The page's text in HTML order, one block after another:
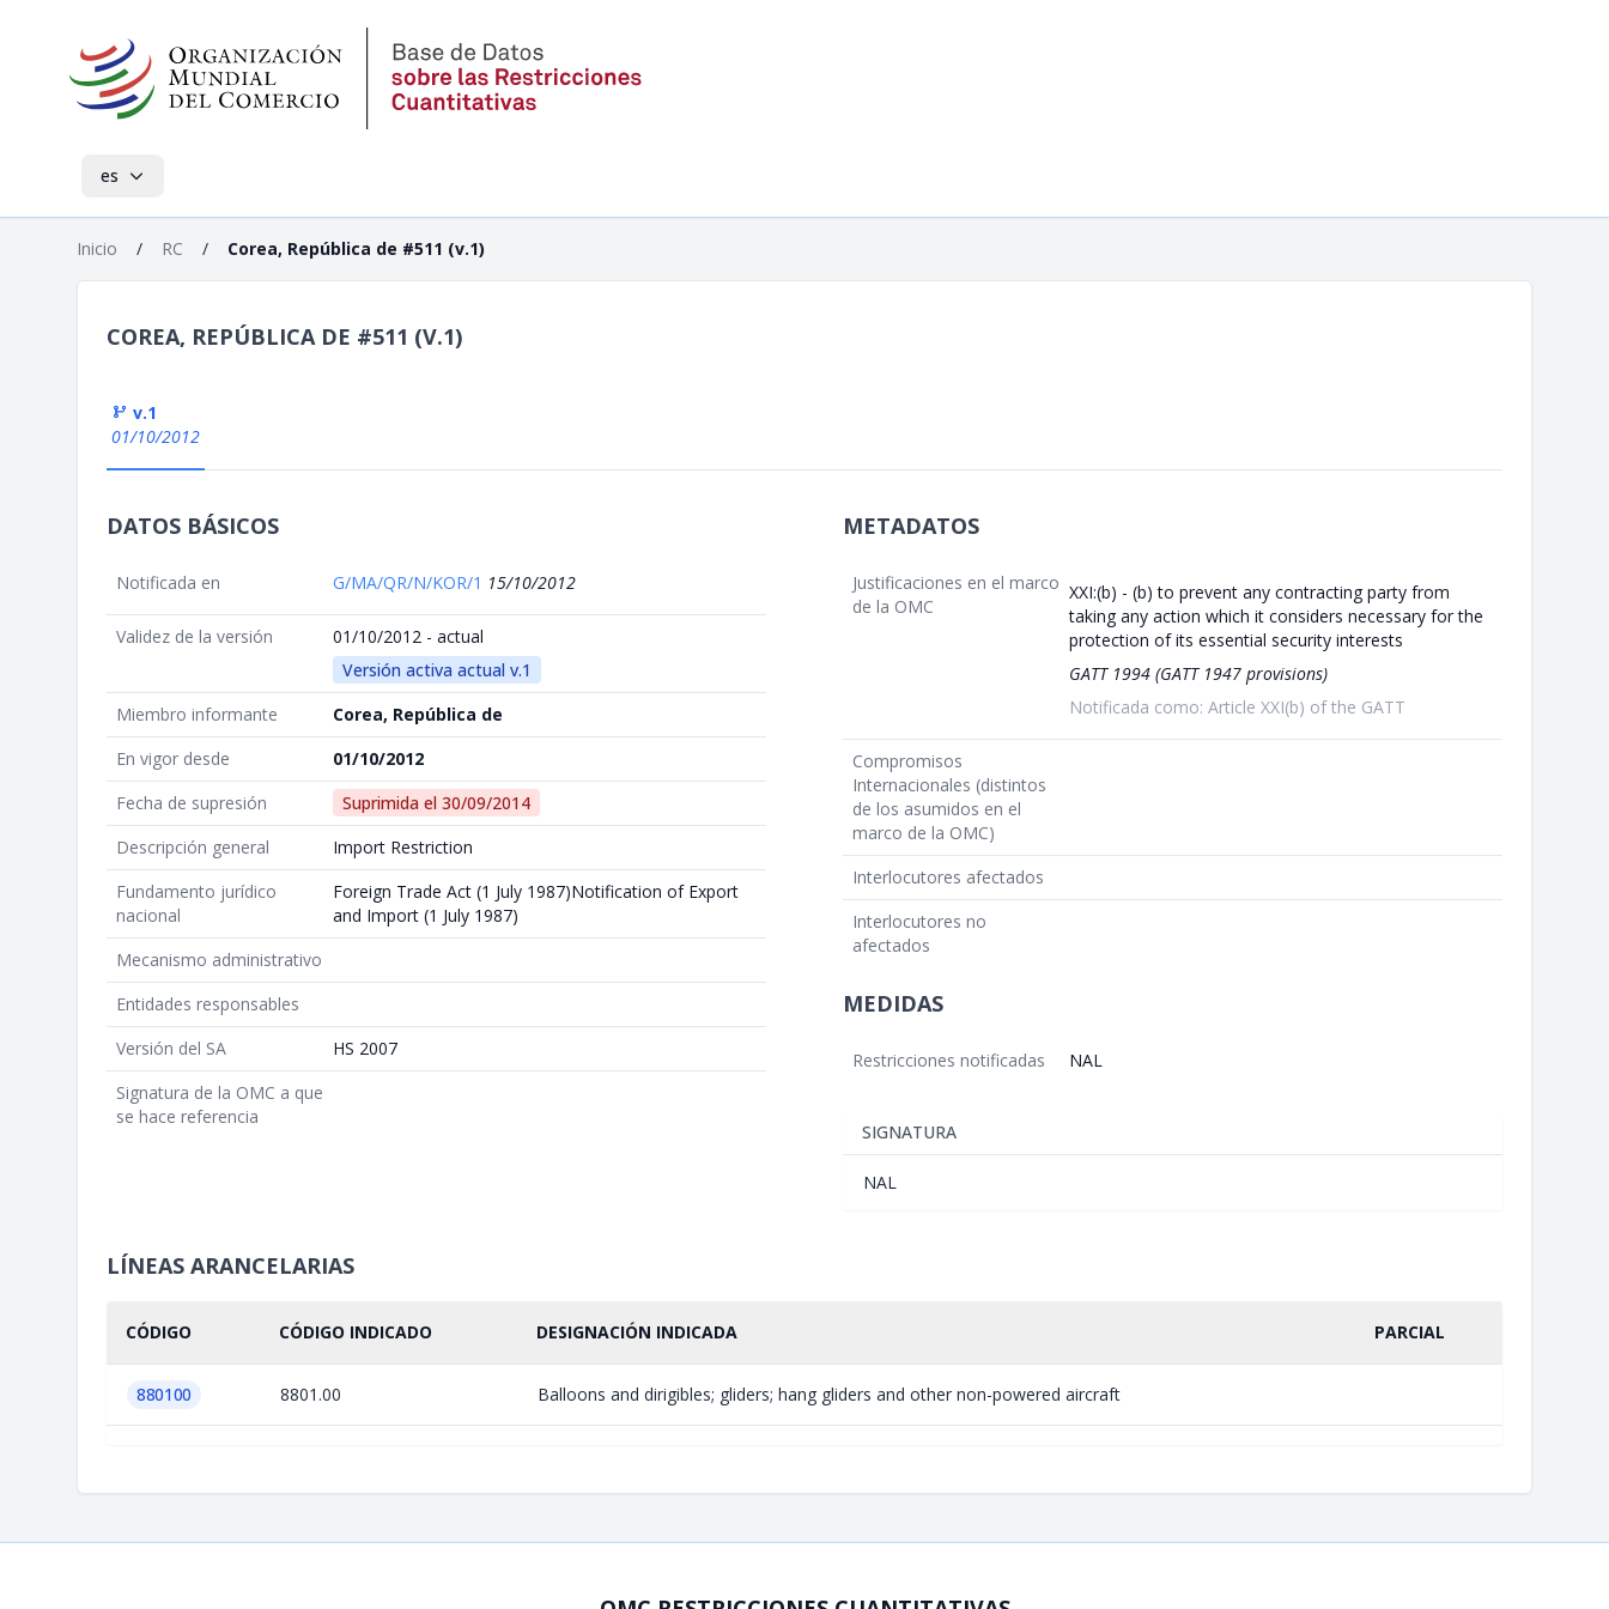
es
Inicio / RC / Corea, República de #511 (v.1)
COREA, REPÚBLICA DE #511 (V.1)
v.1
01/10/2012
DATOS BÁSICOS
Notificada en G/MA/QR/N/KOR/1 15/10/2012
Validez de la versión
01/10/2012 - actual
Versión activa actual v.1
Miembro informante
Corea, República de
En vigor desde
01/10/2012
Fecha de supresión
Suprimida el 30/09/2014
Descripción general
Import Restriction
Fundamento jurídico
nacional
Foreign Trade Act (1 July 1987)Notification of Export
and Import (1 July 1987)
Mecanismo administrativo
Entidades responsables
Versión del SA
HS 2007
Signatura de la OMC a que
se hace referencia
METADATOS
Justificaciones en el marco
de la OMC
XXI:(b) - (b) to prevent any contracting party from
taking any action which it considers necessary for the
protection of its essential security interests
GATT 1994 (GATT 1947 provisions)
Notificada como: Article XXI(b) of the GATT
Compromisos
Internacionales (distintos
de los asumidos en el
marco de la OMC)
Interlocutores afectados
Interlocutores no
afectados
MEDIDAS
Restricciones notificadas NAL
SIGNATURA
NAL
LÍNEAS ARANCELARIAS
CÓDIGO CÓDIGO INDICADO DESIGNACIÓN INDICADA PARCIAL
880100 8801.00 Balloons and dirigibles; gliders; hang gliders and other non-powered aircraft